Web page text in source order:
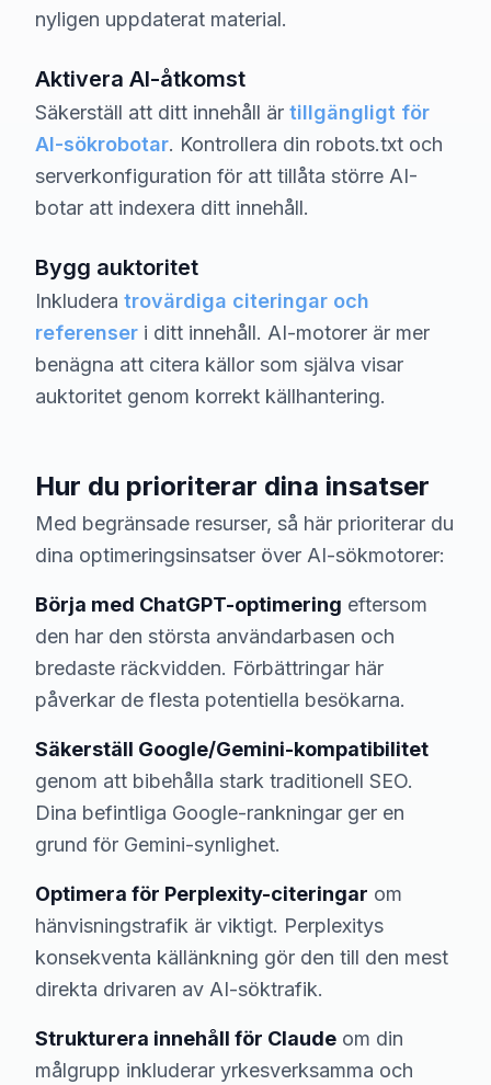
nyligen uppdaterat material.
Aktivera AI-åtkomst
Säkerställ att ditt innehåll är tillgängligt för
AI-sökrobotar. Kontrollera din robots.txt och
serverkonfiguration för att tillåta större AI-
botar att indexera ditt innehåll.
Bygg auktoritet
Inkludera trovärdiga citeringar och
referenser i ditt innehåll. AI-motorer är mer
benägna att citera källor som själva visar
auktoritet genom korrekt källhantering.
Hur du prioriterar dina insatser
Med begränsade resurser, så här prioriterar du
dina optimeringsinsatser över AI-sökmotorer:
Börja med ChatGPT-optimering eftersom
den har den största användarbasen och
bredaste räckvidden. Förbättringar här
påverkar de flesta potentiella besökarna.
Säkerställ Google/Gemini-kompatibilitet
genom att bibehålla stark traditionell SEO.
Dina befintliga Google-rankningar ger en
grund för Gemini-synlighet.
Optimera för Perplexity-citeringar om
hänvisningstrafik är viktigt. Perplexitys
konsekventa källänkning gör den till den mest
direkta drivaren av AI-söktrafik.
Strukturera innehåll för Claude om din
målgrupp inkluderar yrkesverksamma och